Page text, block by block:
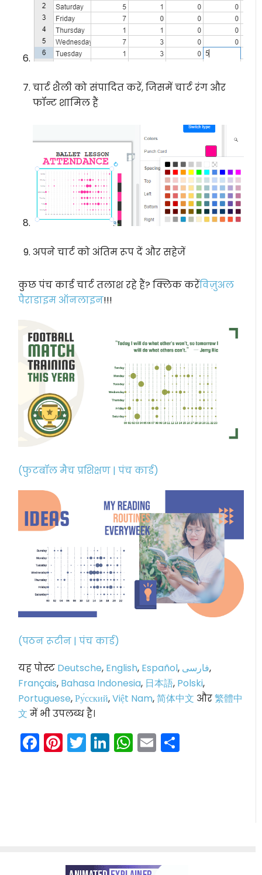
चार्ट शैली को संपादित करें, जिसमें चार्ट रंग और
फॉन्ट शामिल हैं
अपने चार्ट को अंतिम रूप दें और सहेजें
कुछ पंच कार्ड चार्ट तलाश रहे हैं? क्लिक करेंविज़ुअल
पैराडाइम ऑनलाइन!!!
(फुटबॉल मैच प्रशिक्षण | पंच कार्ड)
(पठन रूटीन | पंच कार्ड)
यह पोस्ट Deutsche, English, Español, فارسی,
Français, Bahasa Indonesia, 日本語, Polski,
Portuguese,Ру́сский,Việt Nam,简体中文 और繁體中
文 में भी उपलब्ध है।
Facebook
Pinterest
Twitter
LinkedIn
WhatsApp
Email